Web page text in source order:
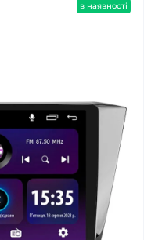
в наявності